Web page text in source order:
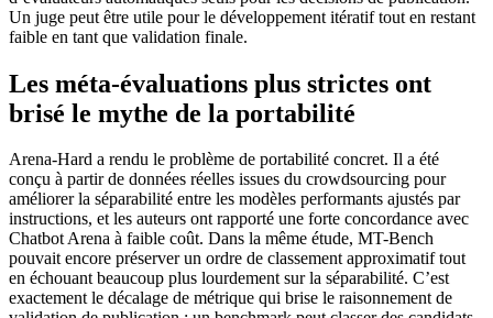
Un juge peut être utile pour le développement itératif tout en restant
faible en tant que validation finale.
Les méta-évaluations plus strictes ont
brisé le mythe de la portabilité
Arena-Hard a rendu le problème de portabilité concret. Il a été
conçu à partir de données réelles issues du crowdsourcing pour
améliorer la séparabilité entre les modèles performants ajustés par
instructions, et les auteurs ont rapporté une forte concordance avec
Chatbot Arena à faible coût. Dans la même étude, MT-Bench
pouvait encore préserver un ordre de classement approximatif tout
en échouant beaucoup plus lourdement sur la séparabilité. C’est
exactement le décalage de métrique qui brise le raisonnement de